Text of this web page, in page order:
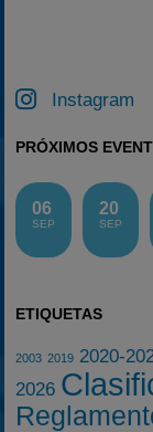
Instagram
PRÓXIMOS
06
SEP
20
SEP
ETIQUETAS
2003 2019 2020-
2026